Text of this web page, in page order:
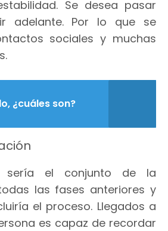
Se desea pasar
adelante. Por lo que se
sociales y muchas
¿cuáles son?
sería el conjunto de la
las fases anteriores y
el proceso. Llegados a
es capaz de recordar